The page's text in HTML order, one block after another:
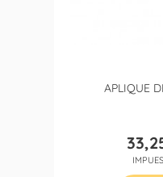
APLIQUE